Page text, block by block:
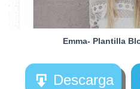
Emma- Plantilla
Descarga